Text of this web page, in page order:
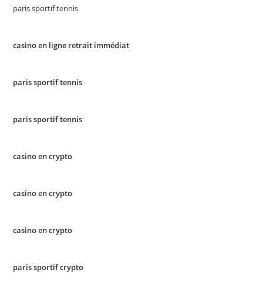
paris sportif tennis
casino en ligne retrait immédiat
paris sportif tennis
paris sportif tennis
casino en crypto
casino en crypto
casino en crypto
paris sportif crypto